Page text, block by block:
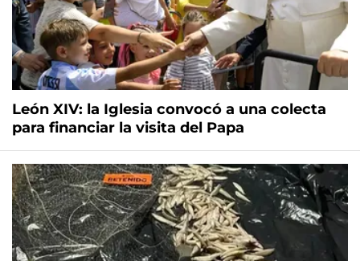
León XIV: la Iglesia convocó a una colecta
para financiar la visita del Papa